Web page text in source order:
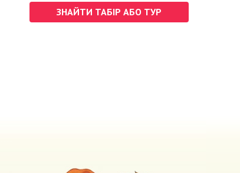
ЗНАЙТИ ТАБІР АБО ТУР